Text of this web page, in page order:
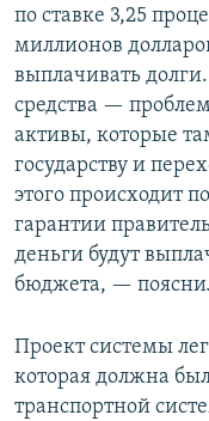
по ставке 3,25
миллионов
выплачивать
средства —
активы, которые
государству и
этого происходит
гарантии
деньги будут
бюджета, —
Проект системы
которая должна
транспортной